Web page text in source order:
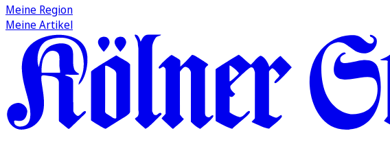
Meine Region
Meine Artikel